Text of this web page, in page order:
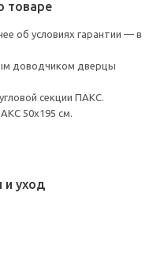
товаре
об условиях гарантии — в
доводчиком дверцы
секции ПАКС.
50x195 см.
уход